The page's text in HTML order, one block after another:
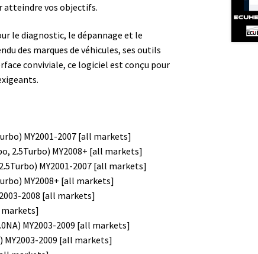
atteindre vos objectifs.
le diagnostic, le dépannage et le
des marques de véhicules, ses outils
conviviale, ce logiciel est conçu pour
MY2001-2007 [all markets]
2.5Turbo) MY2008+ [all markets]
MY2001-2007 [all markets]
MY2008+ [all markets]
2008 [all markets]
markets]
MY2003-2009 [all markets]
MY2003-2009 [all markets]